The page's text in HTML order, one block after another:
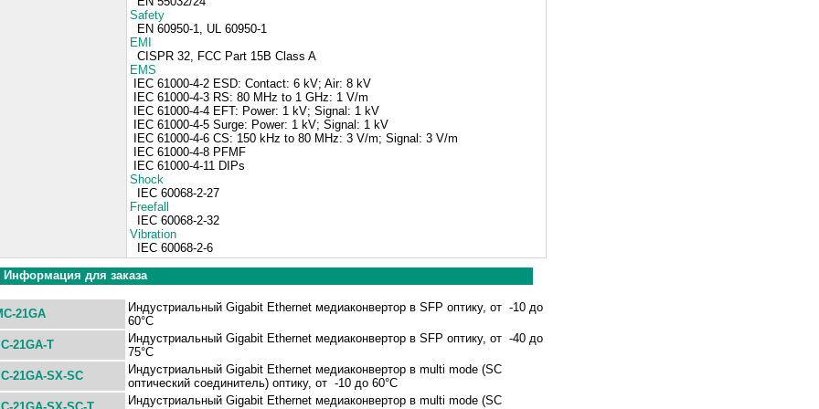
Safety
EN 60950-1, UL 60950-1
EMI
CISPR 32, FCC Part 15B Class A
EMS
IEC 61000-4-2 ESD: Contact: 6 kV; Air: 8 kV
IEC 61000-4-3 RS: 80 MHz to 1 GHz: 1 V/m
IEC 61000-4-4 EFT: Power: 1 kV; Signal: 1 kV
IEC 61000-4-5 Surge: Power: 1 kV; Signal: 1 kV
IEC 61000-4-6 CS: 150 kHz to 80 MHz: 3 V/m; Signal: 3 V/m
IEC 61000-4-8 PFMF
IEC 61000-4-11 DIPs
Shock
IEC 60068-2-27
Freefall
IEC 60068-2-32
Vibration
IEC 60068-2-6
Информация для заказа
21GA
Индустриальный Gigabit Ethernet медиаконвертор в SFP оптику, от -10 до
60°C
21GA-T
Индустриальный Gigabit Ethernet медиаконвертор в SFP оптику, от -40 до
75°C
21GA-SX-SC
Индустриальный Gigabit Ethernet медиаконвертор в multi mode (SC
оптический соединитель) оптику, от -10 до 60°C
Индустриальный Gigabit Ethernet медиаконвертор в multi mode (SC